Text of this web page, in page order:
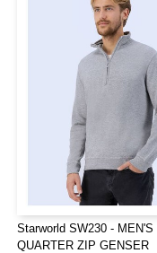
Starworld SW230 - MEN'S
QUARTER ZIP GENSER